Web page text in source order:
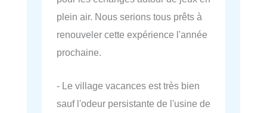
plein air. Nous serions tous prêts à
renouveler cette expérience l'année
prochaine.
- Le village vacances est très bien
sauf l'odeur persistante de l'usine de